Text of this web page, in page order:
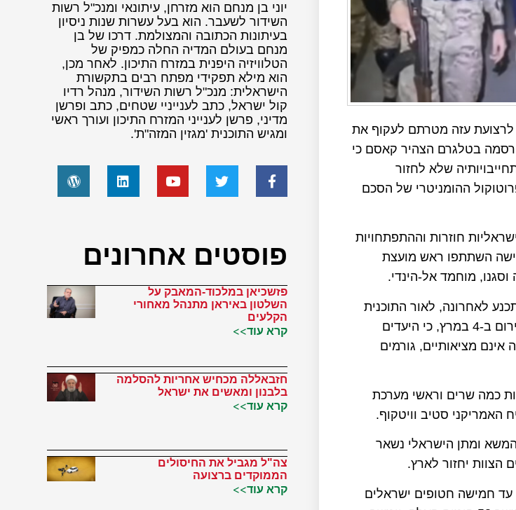
עזה מטרתם לעקוף את
בטלגרם הצהיר קאסם כי
שלא לחזור
ההומניטרי של הסכם
חוזרות וההתפתחויות
השתתפו ראש מועצת
מוחמד אל-הינדי.
לאחרונה, לאור התוכנית
שהציגה מצרים לשיקום רצועת עזה ואומצה על ידי מדינות ערב בפסגת החירום ב-4 במרץ, כי היעדים
מציאותיים, גורמים
כמה שרים וראשי מערכת
סטיב וויטקוף.
ומתן הישראלי נשאר
הצוות יחזור לארץ.
עד חמישה חטופים ישראלים
יוני בן מנחם הוא מזרחן, עיתונאי ומנכ"ל רשות
השידור לשעבר. הוא בעל עשרות שנות ניסיון
בעיתונות הכתובה והמצולמת. דרכו של בן
מנחם בעולם המדיה החלה כמפיק של
הטלוויזיה היפנית במזרח התיכון. לאחר מכן,
הוא מילא תפקידי מפתח רבים בתקשורת
הישראלית: מנכ"ל רשות השידור, מנהל רדיו
קול ישראל, כתב לענייניי שטחים, כתב ופרשן
מדיני, פרשן לענייני המזרח התיכון ועורך ראשי
ומגיש התוכנית 'מגזין המזה"ת'.
פוסטים אחרונים
פזשכיאן במלכוד-המאבק על
השלטון באיראן מתנהל מאחורי
הקלעים
קרא עוד>>
חזבאללה מכחיש אחריות להסלמה
בלבנון ומאשים את ישראל
קרא עוד>>
צה"ל מגביל את החיסולים
הממוקדים ברצועה
קרא עוד>>